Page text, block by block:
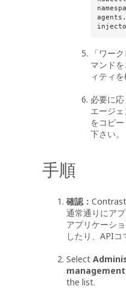
「ワー
マンド
ィティを
必要に
エージ
をコピ
下さい。
手順
確認： Contrast
通常通りにア
アプリケーシ
したり、APIコ
Select
management
the list.